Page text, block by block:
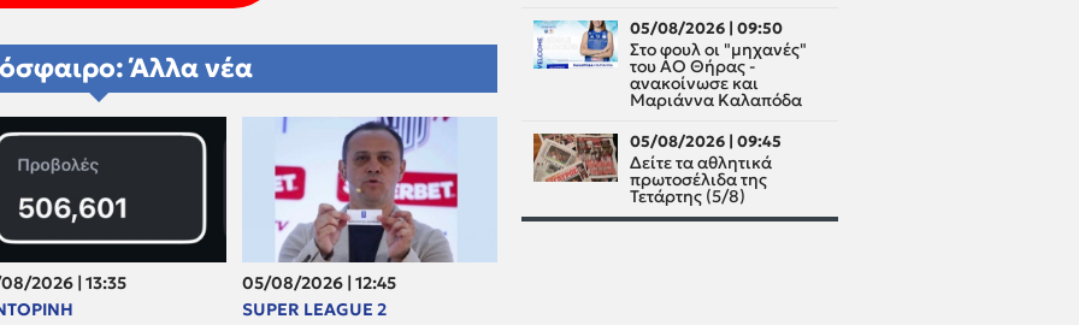
Άλλα νέα
2026 | 13:35
05/08/2026 | 12:45
SUPER LEAGUE 2
05/08/2026 | 09:50
Στο φουλ οι "μηχανές"
του ΑΟ Θήρας -
ανακοίνωσε και
Μαριάννα Καλαπόδα
05/08/2026 | 09:45
Δείτε τα αθλητικά
πρωτοσέλιδα της
Τετάρτης (5/8)